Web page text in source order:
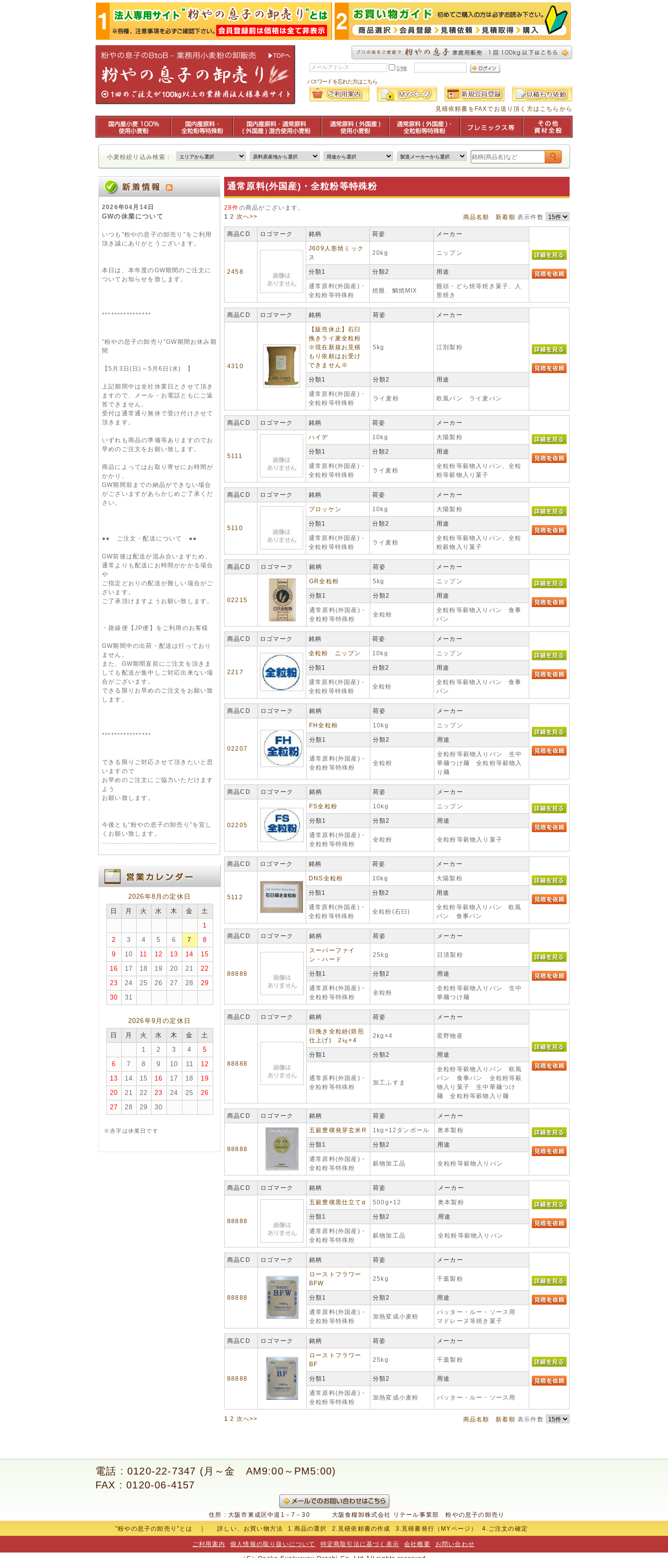
記憶
パスワードを忘れた方はこちら
見積依頼書をFAXでお送り頂く方はこちらから
小麦粉絞り込み検索：
2026年04月14日
GWの休業について
いつも"粉やの息子の卸売り"をご利用
頂き誠にありがとうございます。
本日は、本年度のGW期間のご注文に
ついてお知らせを致します。
****************
“粉やの息子の卸売り”GW期間お休み期
間
【5月3日(日)～5月6日(水) 】
上記期間中は全社休業日とさせて頂き
ますので、メール・お電話ともにご返
答できません。
受付は通常通り無休で受け付けさせて
頂きます。
いずれも商品の準備等ありますのでお
早めのご注文をお願い致します。
商品によってはお取り寄せにお時間が
かかり、
GW期間前までの納品ができない場合
がございますがあらかじめご了承くだ
さい。
●● ご注文・配送について ●●
GW前後は配送が混み合いますため、
通常よりも配送にお時間がかかる場合
や
ご指定どおりの配送が難しい場合がご
ざいます。
ご了承頂けますようお願い致します。
・路線便【JP便】をご利用のお客様
GW期間中の出荷・配送は行っており
ません。
また、GW期間直前にご注文を頂きま
しても配送が集中しご対応出来ない場
合がございます。
できる限りお早めのご注文をお願い致
します。
****************
できる限りご対応させて頂きたいと思
いますので
お早めのご注文にご協力いただけます
よう
お願い致します。
今後とも“粉やの息子の卸売り”を宜し
くお願い致します。
2026年8月の定休日
日
月 火 水 木 金
土
1
2
3 4 5 6 7
8
9
10 11 12 13 14
15
16
17 18 19 20 21
22
23
24 25 26 27 28
29
30
31
2026年9月の定休日
日
月 火 水 木 金
土
1
2 3 4
5
6
7 8 9 10 11
12
13
14 15 16 17 18
19
20
21 22 23 24 25
26
27
28 29 30
※赤字は休業日です
通常原料(外国産)・全粒粉等特殊粉
28件の商品がございます。
商品名順
新着順 表示件数
1 2 次へ>>
商品CD ロゴマーク 銘柄 荷姿 メーカー
2458
J609人形焼ミック
ス
20kg ニップン
分類1 分類2 用途
通常原料(外国産)・
全粒粉等特殊粉
焼饅、鯛焼MIX
饅頭・どら焼等焼き菓子、人
形焼き
商品CD ロゴマーク 銘柄 荷姿 メーカー
4310
【販売休止】石臼
挽きライ麦全粒粉
※現在新規お見積
もり依頼はお受け
できません※
5kg 江別製粉
分類1 分類2 用途
通常原料(外国産)・
全粒粉等特殊粉
ライ麦粉 欧風パン ライ麦パン
商品CD ロゴマーク 銘柄 荷姿 メーカー
5111
ハイデ 10kg 大陽製粉
分類1 分類2 用途
通常原料(外国産)・
全粒粉等特殊粉
ライ麦粉
全粒粉等穀物入りパン、全粒
粉等穀物入り菓子
商品CD ロゴマーク 銘柄 荷姿 メーカー
5110
ブロッケン 10kg 大陽製粉
分類1 分類2 用途
通常原料(外国産)・
全粒粉等特殊粉
ライ麦粉
全粒粉等穀物入りパン、全粒
粉穀物入り菓子
商品CD ロゴマーク 銘柄 荷姿 メーカー
02215
GR全粒粉 5kg ニップン
分類1 分類2 用途
通常原料(外国産)・
全粒粉等特殊粉
全粒粉
全粒粉等穀物入りパン 食事
パン
商品CD ロゴマーク 銘柄 荷姿 メーカー
2217
全粒粉 ニップン 10kg ニップン
分類1 分類2 用途
通常原料(外国産)・
全粒粉等特殊粉
全粒粉
全粒粉等穀物入りパン 食事
パン
商品CD ロゴマーク 銘柄 荷姿 メーカー
02207
FH全粒粉 10kg ニップン
分類1 分類2 用途
通常原料(外国産)・
全粒粉等特殊粉
全粒粉
全粒粉等穀物入りパン 生中
華麺つけ麺 全粒粉等穀物入
り麺
商品CD ロゴマーク 銘柄 荷姿 メーカー
02205
FS全粒粉 10kg ニップン
分類1 分類2 用途
通常原料(外国産)・
全粒粉等特殊粉
全粒粉 全粒粉等穀物入り菓子
商品CD ロゴマーク 銘柄 荷姿 メーカー
5112
DNS全粒粉 10kg 大陽製粉
分類1 分類2 用途
通常原料(外国産)・
全粒粉等特殊粉
全粒粉(石臼)
全粒粉等穀物入りパン 欧風
パン 食事パン
商品CD ロゴマーク 銘柄 荷姿 メーカー
88888
スーパーファイ
ン・ハード
25kg 日清製粉
分類1 分類2 用途
通常原料(外国産)・
全粒粉等特殊粉
全粒粉
全粒粉等穀物入りパン 生中
華麺つけ麺
商品CD ロゴマーク 銘柄 荷姿 メーカー
88888
臼挽き全粒紛(焙煎
仕上げ) 2㎏×4
2kg×4 星野物産
分類1 分類2 用途
通常原料(外国産)・
全粒粉等特殊粉
加工ふすま
全粒粉等穀物入りパン 欧風
パン 食事パン 全粒粉等穀
物入り菓子 生中華麺つけ
麺 全粒粉等穀物入り麺
商品CD ロゴマーク 銘柄 荷姿 メーカー
88888
五穀豊穣発芽玄米R 1kg×12ダンボール 奥本製粉
分類1 分類2 用途
通常原料(外国産)・
全粒粉等特殊粉
穀物加工品 全粒粉等穀物入りパン
商品CD ロゴマーク 銘柄 荷姿 メーカー
88888
五穀豊穣黒仕立てα 500g×12 奥本製粉
分類1 分類2 用途
通常原料(外国産)・
全粒粉等特殊粉
穀物加工品 全粒粉等穀物入りパン
商品CD ロゴマーク 銘柄 荷姿 メーカー
88888
ローストフラワー
BFW
25kg 千葉製粉
分類1 分類2 用途
通常原料(外国産)・
全粒粉等特殊粉
加熱変成小麦粉
バッター・ルー・ソース用
マドレーヌ等焼き菓子
商品CD ロゴマーク 銘柄 荷姿 メーカー
88888
ローストフラワー
BF
25kg 千葉製粉
分類1 分類2 用途
通常原料(外国産)・
全粒粉等特殊粉
加熱変成小麦粉 バッター・ルー・ソース用
商品名順 新着順 表示件数
1 2 次へ>>
電話 : 0120-22-7347 (月～金 AM9:00～PM5:00)
FAX : 0120-06-4157
住所 : 大阪市東成区中道1－7－30
大阪食糧卸株式会社 リテール事業部 粉やの息子の卸売り
”粉やの息子の卸売り”とは
詳しい、お買い物方法 1.商品の選択 2.見積依頼書の作成 3.見積書発行（MYページ） 4.ご注文の確定
ご利用案内 個人情報の取り扱いについて 特定商取引法に基づく表示 会社概要 お問い合わせ